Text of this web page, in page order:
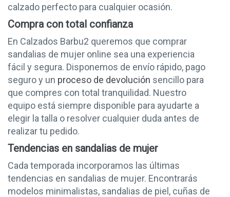
calzado perfecto para cualquier ocasión.
Compra con total confianza
En Calzados Barbu2 queremos que comprar
sandalias de mujer online sea una experiencia
fácil y segura. Disponemos de envío rápido, pago
seguro y un proceso de devolución sencillo para
que compres con total tranquilidad. Nuestro
equipo está siempre disponible para ayudarte a
elegir la talla o resolver cualquier duda antes de
realizar tu pedido.
Tendencias en sandalias de mujer
Cada temporada incorporamos las últimas
tendencias en sandalias de mujer. Encontrarás
modelos minimalistas, sandalias de piel, cuñas de